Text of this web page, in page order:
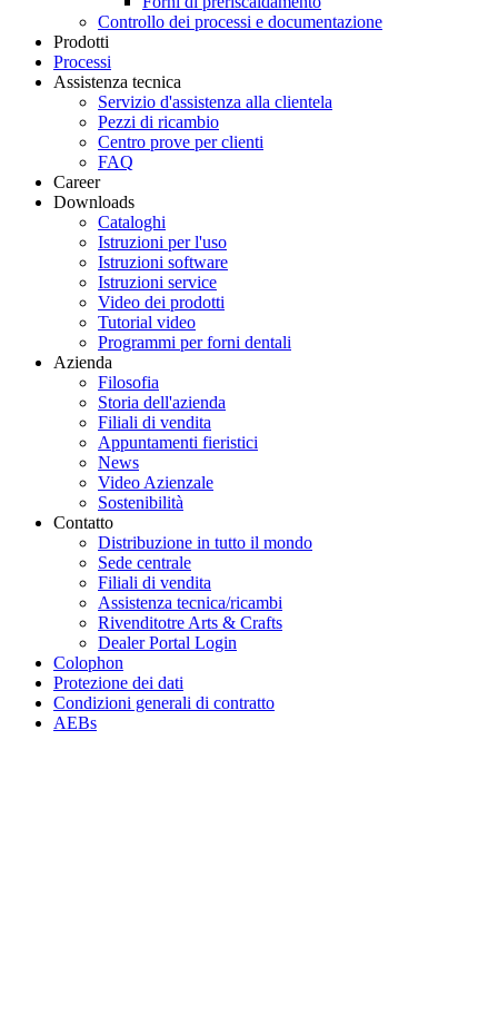
Controllo dei processi e documentazione
Prodotti
Processi
Assistenza tecnica
Servizio d'assistenza alla clientela
Pezzi di ricambio
Centro prove per clienti
FAQ
Career
Downloads
Cataloghi
Istruzioni per l'uso
Istruzioni software
Istruzioni service
Video dei prodotti
Tutorial video
Programmi per forni dentali
Azienda
Filosofia
Storia dell'azienda
Filiali di vendita
Appuntamenti fieristici
News
Video Azienzale
Sostenibilità
Contatto
Distribuzione in tutto il mondo
Sede centrale
Filiali di vendita
Assistenza tecnica/ricambi
Rivenditotre Arts & Crafts
Dealer Portal Login
Colophon
Protezione dei dati
Condizioni generali di contratto
AEBs